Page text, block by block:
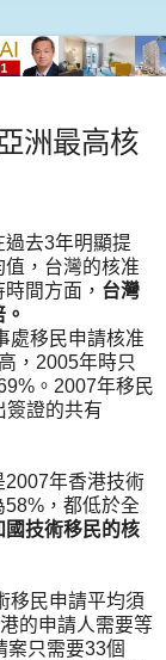
洲最高核
去3年明顯提
，台灣的核准
間方面， 台灣
處移民申請核准
，2005年時只
。2007年移民
簽證的共有
2007年香港技術
，都低於全
技術移民的核
移民申請平均須
的申請人需要等
案只需要33個